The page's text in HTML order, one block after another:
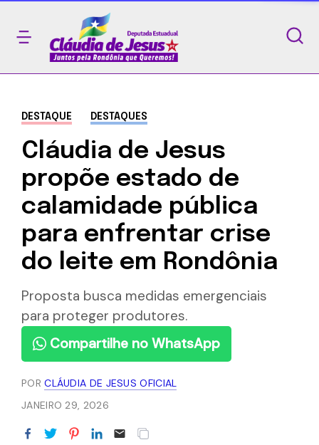
DESTAQUE DESTAQUES
Cláudia de Jesus
propõe estado de
calamidade pública
para enfrentar crise
do leite em Rondônia
Proposta busca medidas emergenciais
para proteger produtores.
Compartilhe no WhatsApp
PORCLÁUDIA DE JESUS OFICIAL
JANEIRO 29, 2026